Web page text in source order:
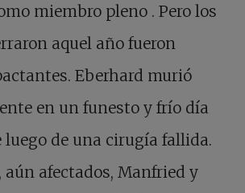
miembro pleno . Pero los
aquel año fueron
Eberhard murió
en un funesto y frío día
luego de una cirugía fallida.
aún afectados, Manfried y